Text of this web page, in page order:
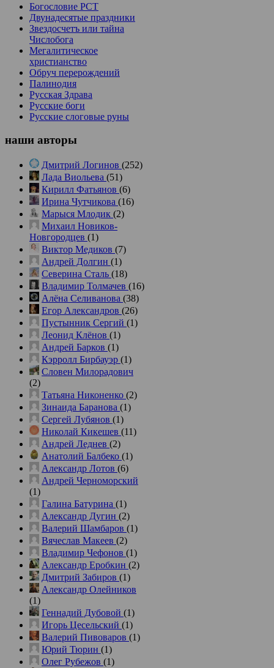
Богословие РСТ
Двунадесятые праздники
Звездосчетъ или тайна
Числобога
Мегалитическое
христианство
Обруч перерождений
Палинодия
Русская Здрава
Русские боги
Русские слоговые руны
наши авторы
Дмитрий Логинов (252)
Лада Виольева (51)
Кирилл Фатьянов (6)
Ирина Чутчикова (16)
Марыся Млодик (2)
Михаил Новиков-
Новгородцев (1)
Виктор Медиков (7)
Андрей Долгин (1)
Северина Сталь (18)
Владимир Толмачев (16)
Алёна Селиванова (38)
Егор Александров (26)
Пустынник Сергий (1)
Леонид Клёнов (1)
Андрей Барков (1)
Кэрролл Бирбауэр (1)
Словен Милорадович
(2)
Татьяна Никоненко (2)
Зинаида Баранова (1)
Сергей Лубянов (1)
Николай Кикешев (11)
Андрей Леднев (2)
Анатолий Балбеко (1)
Александр Лотов (6)
Андрей Черноморский
(1)
Галина Батурина (1)
Александр Дугин (2)
Валерий Шамбаров (1)
Вячеслав Макеев (2)
Владимир Чефонов (1)
Александр Еробкин (2)
Дмитрий Забиров (1)
Александр Олейников
(1)
Геннадий Дубовой (1)
Игорь Цесельский (1)
Валерий Пивоваров (1)
Юрий Тюрин (1)
Олег Рубежов (1)